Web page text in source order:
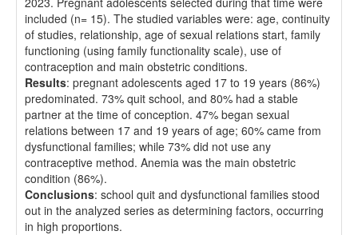
included (n= 15). The studied variables were: age, continuity
of studies, relationship, age of sexual relations start, family
functioning (using family functionality scale), use of
contraception and main obstetric conditions.
Results: pregnant adolescents aged 17 to 19 years (86%)
predominated. 73% quit school, and 80% had a stable
partner at the time of conception. 47% began sexual
relations between 17 and 19 years of age; 60% came from
dysfunctional families; while 73% did not use any
contraceptive method. Anemia was the main obstetric
condition (86%).
Conclusions: school quit and dysfunctional families stood
out in the analyzed series as determining factors, occurring
in high proportions.